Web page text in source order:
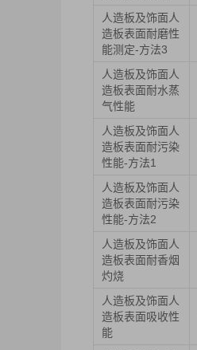
人造板及饰面人
造板表面耐磨性
能测定-方法3
人造板及饰面人
造板表面耐水蒸
气性能
人造板及饰面人
造板表面耐污染
性能-方法1
人造板及饰面人
造板表面耐污染
性能-方法2
人造板及饰面人
造板表面耐香烟
灼烧
人造板及饰面人
造板表面吸收性
能